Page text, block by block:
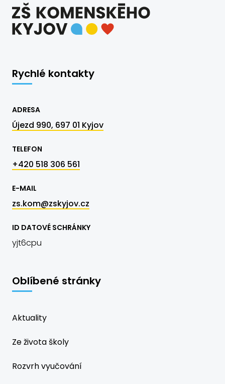
Rychlé kontakty
ADRESA
Újezd 990, 697 01 Kyjov
TELEFON
+420 518 306 561
E-MAIL
zs.kom@zskyjov.cz
ID DATOVÉ SCHRÁNKY
yjt6cpu
Oblíbené stránky
Aktuality
Ze života školy
Rozvrh vyučování